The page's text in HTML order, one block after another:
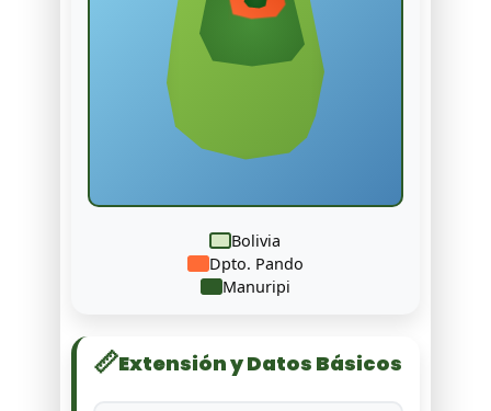
Bolivia
Dpto. Pando
Manuripi
📏Extensión y Datos Básicos